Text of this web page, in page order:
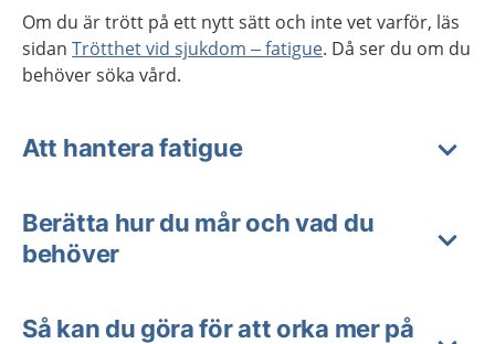
Om du är trött på ett nytt sätt och inte vet varför, läs
sidan Trötthet vid sjukdom – fatigue. Då ser du om du
behöver söka vård.
Att hantera fatigue
Berätta hur du mår och vad du
behöver
Så kan du göra för att orka mer på